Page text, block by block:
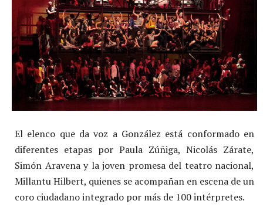
El elenco que da voz a González está conformado en
diferentes etapas por Paula Zúñiga, Nicolás Zárate,
Simón Aravena y la joven promesa del teatro nacional,
Millantu Hilbert, quienes se acompañan en escena de un
coro ciudadano integrado por más de 100 intérpretes.